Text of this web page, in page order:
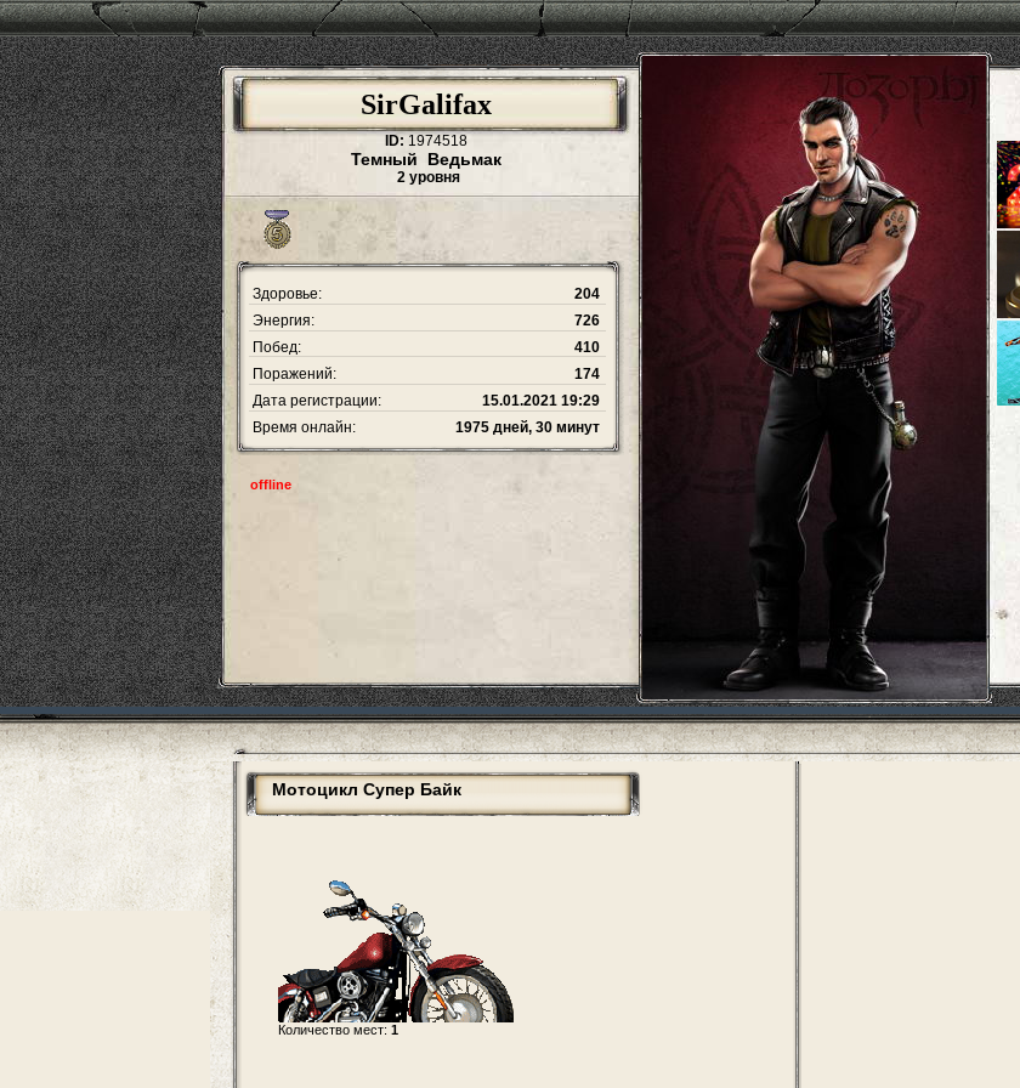
SirGalifax
ID: 1974518
Темный Ведьмак
2 уровня
Здоровье:
204
Энергия:
726
Побед:
410
Поражений:
174
Дата регистрации:
15.01.2021 19:29
Время онлайн:
1975 дней, 30 минут
offline
Мотоцикл Супер Байк
Количество мест: 1